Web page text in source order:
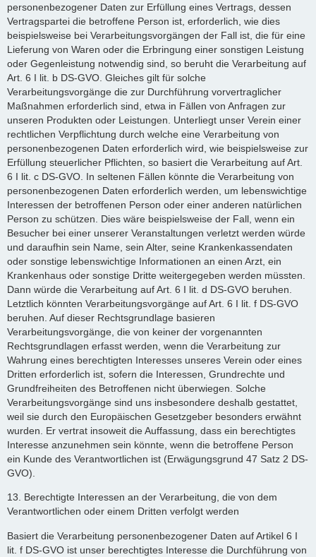
personenbezogener Daten zur Erfüllung eines Vertrags, dessen
Vertragspartei die betroffene Person ist, erforderlich, wie dies
beispielsweise bei Verarbeitungsvorgängen der Fall ist, die für eine
Lieferung von Waren oder die Erbringung einer sonstigen Leistung
oder Gegenleistung notwendig sind, so beruht die Verarbeitung auf
Art. 6 I lit. b DS-GVO. Gleiches gilt für solche
Verarbeitungsvorgänge die zur Durchführung vorvertraglicher
Maßnahmen erforderlich sind, etwa in Fällen von Anfragen zur
unseren Produkten oder Leistungen. Unterliegt unser Verein einer
rechtlichen Verpflichtung durch welche eine Verarbeitung von
personenbezogenen Daten erforderlich wird, wie beispielsweise zur
Erfüllung steuerlicher Pflichten, so basiert die Verarbeitung auf Art.
6 I lit. c DS-GVO. In seltenen Fällen könnte die Verarbeitung von
personenbezogenen Daten erforderlich werden, um lebenswichtige
Interessen der betroffenen Person oder einer anderen natürlichen
Person zu schützen. Dies wäre beispielsweise der Fall, wenn ein
Besucher bei einer unserer Veranstaltungen verletzt werden würde
und daraufhin sein Name, sein Alter, seine Krankenkassendaten
oder sonstige lebenswichtige Informationen an einen Arzt, ein
Krankenhaus oder sonstige Dritte weitergegeben werden müssten.
Dann würde die Verarbeitung auf Art. 6 I lit. d DS-GVO beruhen.
Letztlich könnten Verarbeitungsvorgänge auf Art. 6 I lit. f DS-GVO
beruhen. Auf dieser Rechtsgrundlage basieren
Verarbeitungsvorgänge, die von keiner der vorgenannten
Rechtsgrundlagen erfasst werden, wenn die Verarbeitung zur
Wahrung eines berechtigten Interesses unseres Verein oder eines
Dritten erforderlich ist, sofern die Interessen, Grundrechte und
Grundfreiheiten des Betroffenen nicht überwiegen. Solche
Verarbeitungsvorgänge sind uns insbesondere deshalb gestattet,
weil sie durch den Europäischen Gesetzgeber besonders erwähnt
wurden. Er vertrat insoweit die Auffassung, dass ein berechtigtes
Interesse anzunehmen sein könnte, wenn die betroffene Person
ein Kunde des Verantwortlichen ist (Erwägungsgrund 47 Satz 2 DS-
GVO).
13. Berechtigte Interessen an der Verarbeitung, die von dem
Verantwortlichen oder einem Dritten verfolgt werden
Basiert die Verarbeitung personenbezogener Daten auf Artikel 6 I
lit. f DS-GVO ist unser berechtigtes Interesse die Durchführung von